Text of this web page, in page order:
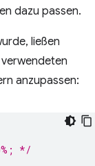
dazu passen.
ließen
anzupassen:
*/